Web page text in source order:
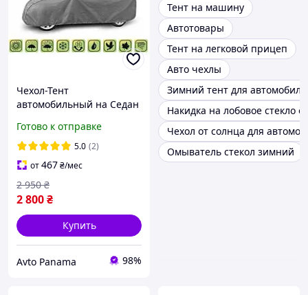
Чехол-Тент
автомобильный на Седан
Garage)
Готово к отправке
5.0 (2)
от467₴/мес
2 800₴
2 950 ₴
Купить
Avto Panama 98%
Тент на машину
Автотовары
Тент на легковой прицеп
Авто чехлы
Зимний тент для автомобиля
Накидка на лобовое стекло
Чехол от солнца для
Омыватель стекол зимний